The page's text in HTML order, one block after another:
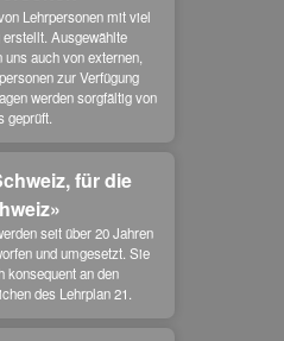
Lehrpersonen mit viel
Ausgewählte
auch von externen,
zur Verfügung
werden sorgfältig von
geprüft.
für die
seit über 20 Jahren
und umgesetzt. Sie
konsequent an den
des Lehrplan 21.